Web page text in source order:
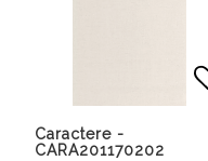
Caractere -
CARA201170202